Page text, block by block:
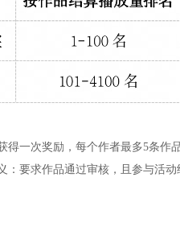
得一次奖励，每个作者最多5条作
：要求作品通过审核，且参与活